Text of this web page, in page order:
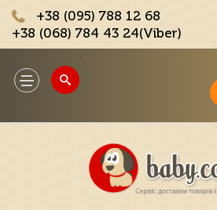
+38 (095) 788 12 68
+38 (068) 784 43 24(Viber)
Toggle
navigation